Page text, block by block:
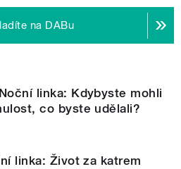
na DABu
linka: Kdybyste mohli
co byste udělali?
linka: Život za katrem